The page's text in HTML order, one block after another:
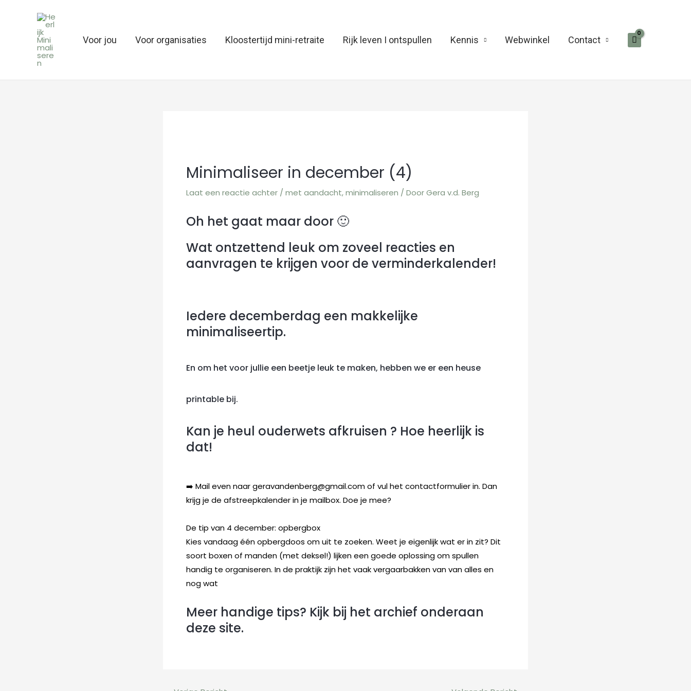
Voor jou Voor organisaties Kloostertijd mini-retraite Rijk leven I ontspullen Kennis Webwinkel Contact
Minimaliseer in december (4)
Laat een reactie achter / met aandacht,minimaliseren / DoorGera v.d. Berg
Oh het gaat maar door 🙂
Wat ontzettend leuk om zoveel reacties en
aanvragen te krijgen voor de verminderkalender!
Iedere decemberdag een makkelijke
minimaliseertip.
En om het voor jullie een beetje leuk te maken, hebben we er een heuse
printable bij.
Kan je heul ouderwets afkruisen ? Hoe heerlijk is
dat!
➡️ Mail even naar geravandenberg@gmail.com of vul het contactformulier in. Dan
krijg je de afstreepkalender in je mailbox. Doe je mee?
De tip van 4 december: opbergbox
Kies vandaag één opbergdoos om uit te zoeken. Weet je eigenlijk wat er in zit? Dit
soort boxen of manden (met deksel!) lijken een goede oplossing om spullen
handig te organiseren. In de praktijk zijn het vaak vergaarbakken van van alles en
nog wat
Meer handige tips? Kijk bij het archief onderaan
deze site.